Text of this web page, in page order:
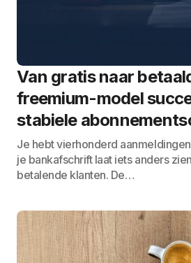
Van gratis naar
freemium-model
stabiele
Je hebt vierhonderd
je bankafschrift laat iets anders
betalende klanten. De…